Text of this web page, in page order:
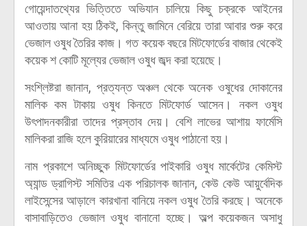
গোয়েন্দাতথ্যের ভিত্তিতে অভিযান চালিয়ে কিছু চক্রকে আইনের
আওতায় আনা হয় ঠিকই, কিন্তু জামিনে বেরিয়ে তারা আবার শুরু করে
ভেজাল ওষুধ তৈরির কাজ। গত কয়েক বছরে মিটফোর্ডের বাজার থেকেই
কয়েক শ কোটি মূল্যের ভেজাল ওষুধ জব্দ করা হয়েছে।
সংশ্লিষ্টরা জানান, প্রত্যন্ত অঞ্চল থেকে অনেক ওষুধের দোকানের
মালিক কম টাকায় ওষুধ কিনতে মিটফোর্ড আসেন। নকল ওষুধ
উৎপাদনকারীরা তাদের প্রস্তাব দেয়। বেশি লাভের আশায় ফার্মেসি
মালিকরা রাজি হলে কুরিয়ারের মাধ্যমে ওষুধ পাঠানো হয়।
নাম প্রকাশে অনিচ্ছুক মিটফোর্ডের পাইকারি ওষুধ মার্কেটের কেমিস্ট
অ্যান্ড ড্রাগিস্ট সমিতির এক পরিচালক জানান, কেউ কেউ আয়ুর্বেদিক
লাইসেন্সের আড়ালে কারখানা বানিয়ে নকল ওষুধ তৈরি করছে। অনেকে
বাসাবাড়িতেও ভেজাল ওষুধ বানানো হচ্ছে। অল্প কয়েকজন অসাধু